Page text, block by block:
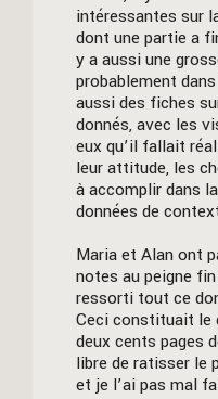
intéressantes sur
dont une partie a
y a aussi une
probablement
aussi des fiches
donnés, avec les
eux qu’il fallait
leur attitude, les
à accomplir dans
données de
Maria et Alan ont
notes au peigne
ressorti tout ce
Ceci constituait le
deux cents pages
libre de ratisser le
et je l’ai pas mal